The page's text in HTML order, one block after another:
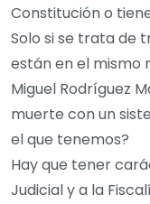
Constitución o
Solo si se trata de
están en el mismo
Miguel Rodríguez
muerte con un
el que tenemos?
Hay que tener
Judicial y a la